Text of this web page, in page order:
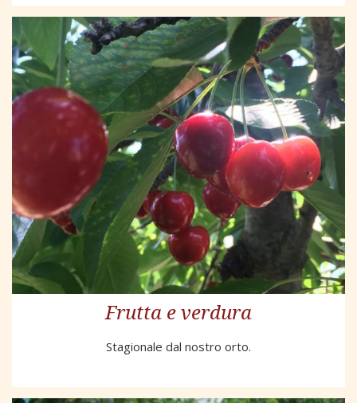
Frutta e verdura
Stagionale dal nostro orto.